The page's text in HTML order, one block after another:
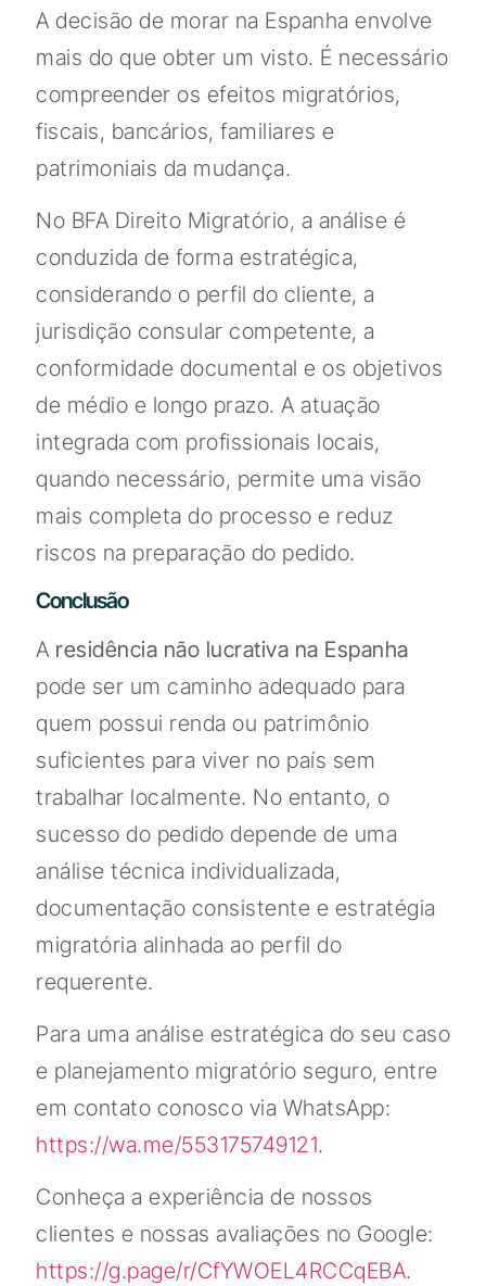
A decisão de morar na Espanha envolve
mais do que obter um visto. É necessário
compreender os efeitos migratórios,
fiscais, bancários, familiares e
patrimoniais da mudança.
No BFA Direito Migratório, a análise é
conduzida de forma estratégica,
considerando o perfil do cliente, a
jurisdição consular competente, a
conformidade documental e os objetivos
de médio e longo prazo. A atuação
integrada com profissionais locais,
quando necessário, permite uma visão
mais completa do processo e reduz
riscos na preparação do pedido.
Conclusão
A residência não lucrativa na Espanha
pode ser um caminho adequado para
quem possui renda ou patrimônio
suficientes para viver no país sem
trabalhar localmente. No entanto, o
sucesso do pedido depende de uma
análise técnica individualizada,
documentação consistente e estratégia
migratória alinhada ao perfil do
requerente.
Para uma análise estratégica do seu caso
e planejamento migratório seguro, entre
em contato conosco via WhatsApp:
https://wa.me/553175749121.
Conheça a experiência de nossos
clientes e nossas avaliações no Google:
https://g.page/r/CfYWOEL4RCCqEBA.